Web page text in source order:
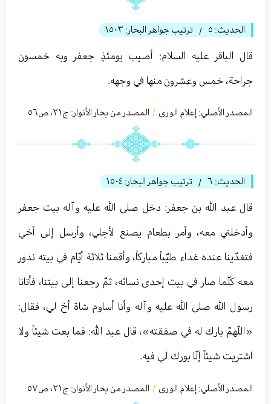
الحديث: ٥ / ترتيب جواهر البحار: ١٥٠٣
قال الباقر عليه السلام: أصيب يومئذٍ جعفر وبه خمسون
جراحة، خمس وعشرون منها في وجهه.
المصدر الأصلي: إعلام الورى / المصدر من بحار الأنوار: ج٢١، ص٥٦
الحديث: ٦ / ترتيب جواهر البحار: ١٥٠٤
قال عبد الله بن جعفر: دخل صلى الله عليه وآله بيت جعفر
وأدخلني معه، وأمر بطعام يصنع لأجلي، وأرسل إلى أخي
فتغدّينا عنده غداء طيّباً مباركاً، وأقمنا ثلاثة أيّام في بيته ندور
معه كلّما صار في بيت إحدى نسائه، ثمّ رجعنا إلى بيتنا، فأتانا
رسول الله صلى الله عليه وآله وأنا أساوم شاة أخ لي، فقال:
«اللّهمّ بارك له في صفقته»، قال عبد الله: فما بعت شيئاً ولا
اشتريت شيئاً إلّا بورك لي فيه.
المصدر الأصلي: إعلام الورى / المصدر من بحار الأنوار: ج٢١، ص٥٧